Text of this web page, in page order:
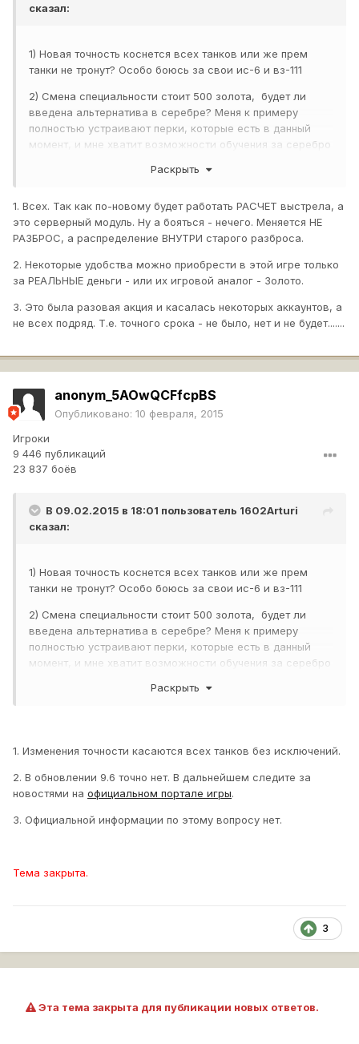
сказал:
1) Новая точность коснется всех танков или же прем
танки не тронут? Особо боюсь за свои ис-6 и вз-111
2) Смена специальности стоит 500 золота, будет ли
введена альтернатива в серебре? Меня к примеру
полностью устраивают перки, которые есть в данный
момент, и мне хватит возможности обучения за серебро
на имэйл с приглашением и плюшками от ВГ?
Раскрыть
1. Всех. Так как по-новому будет работать РАСЧЕТ выстрела, а
это серверный модуль. Ну а бояться - нечего. Меняется НЕ
РАЗБРОС, а распределение ВНУТРИ старого разброса.
2. Некоторые удобства можно приобрести в этой игре только
за РЕАЛЬНЫЕ деньги - или их игровой аналог - Золото.
3. Это была разовая акция и касалась некоторых аккаунтов, а
не всех подряд. Т.е. точного срока - не было, нет и не будет.......
anonym_5AOwQCFfcpBS
Опубликовано: 10 февраля, 2015
Игроки
9 446 публикаций
23 837 боёв
В 09.02.2015 в 18:01 пользователь 1602Arturi
сказал:
1) Новая точность коснется всех танков или же прем
танки не тронут? Особо боюсь за свои ис-6 и вз-111
2) Смена специальности стоит 500 золота, будет ли
введена альтернатива в серебре? Меня к примеру
полностью устраивают перки, которые есть в данный
момент, и мне хватит возможности обучения за серебро
Раскрыть
1. Изменения точности касаются всех танков без исключений.
2. В обновлении 9.6 точно нет. В дальнейшем следите за
новостями на официальном портале игры.
3. Официальной информации по этому вопросу нет.
Тема закрыта.
3
Эта тема закрыта для публикации новых ответов.